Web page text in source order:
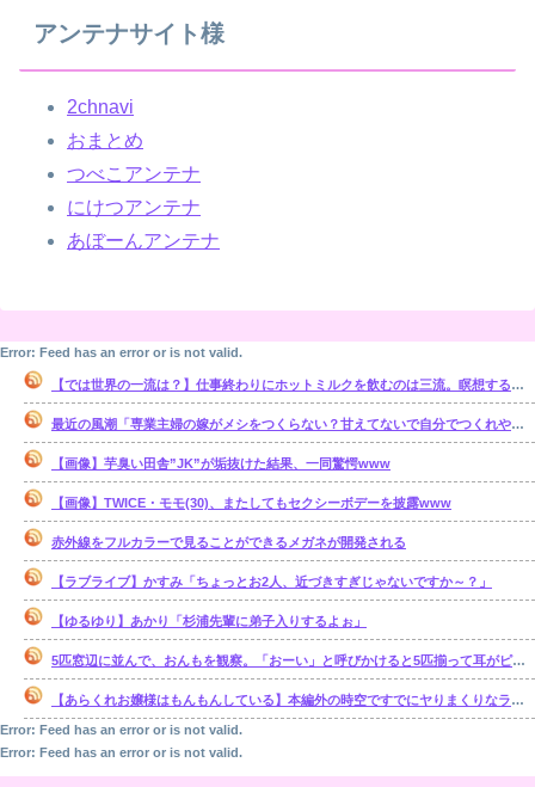
アンテナサイト様
2chnavi
おまとめ
つべこアンテナ
にけつアンテナ
あぼーんアンテナ
Error: Feed has an error or is not valid.
【では世界の一流は？】仕事終わりにホットミルクを飲むのは三流。瞑想するのは二流
最近の風潮「専業主婦の嫁がメシをつくらない？甘えてないで自分でつくれやｗ」←これ正論なの？
【画像】芋臭い田舎”JK”が垢抜けた結果、一同驚愕www
【画像】TWICE・モモ(30)、またしてもセクシーボデーを披露www
赤外線をフルカラーで見ることができるメガネが開発される
【ラブライブ】かすみ「ちょっとお2人、近づきすぎじゃないですか～？」
【ゆるゆり】あかり「杉浦先輩に弟子入りするよぉ」
5匹窓辺に並んで、おんもを観察。「おーい」と呼びかけると5匹揃って耳がピッとコッチを向く。だが、ある単語を言うと・・・【再】
【あらくれお嬢様はもんもんしている】本編外の時空ですでにヤりまくりなラブコメっていいよね
Error: Feed has an error or is not valid.
Error: Feed has an error or is not valid.